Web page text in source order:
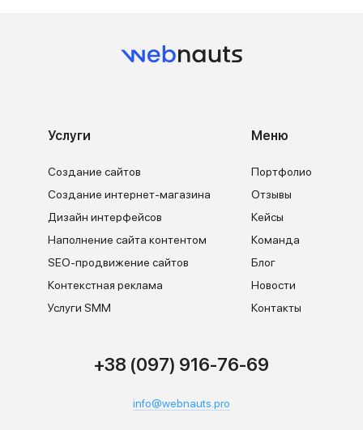
Услуги
Создание сайтов
Создание интернет-магазина
Дизайн интерфейсов
Наполнение сайта контентом
SEO-продвижение сайтов
Контекстная реклама
Услуги SMM
Меню
Портфолио
Отзывы
Кейсы
Команда
Блог
Новости
Контакты
+38 (097) 916-76-69
info@webnauts.pro